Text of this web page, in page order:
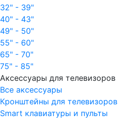
32" - 39"
40" - 43"
49" - 50"
55" - 60"
65" - 70"
75" - 85"
Аксессуары для телевизоров
Все аксессуары
Кронштейны для телевизоров
Smart клавиатуры и пульты